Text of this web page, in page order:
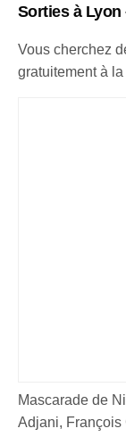
Sorties à Lyon
Vous cherchez
gratuitement à
Mascarade de
Adjani, François